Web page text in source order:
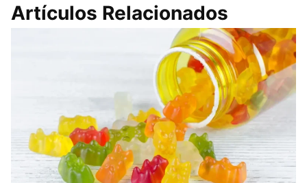
Artículos Relacionados